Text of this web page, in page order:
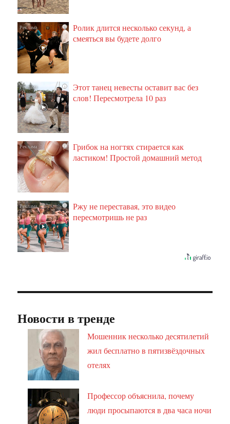
i
Ролик длится несколько секунд, а
смеяться вы будете долго
i
Этот танец невесты оставит вас без
слов! Пересмотрела 10 раз
i
Грибок на ногтях стирается как
ластиком! Простой домашний метод
i
Ржу не переставая, это видео
пересмотришь не раз
Новости в тренде
Мошенник несколько десятилетий
жил бесплатно в пятизвёздочных
отелях
Профессор объяснила, почему
люди просыпаются в два часа ночи